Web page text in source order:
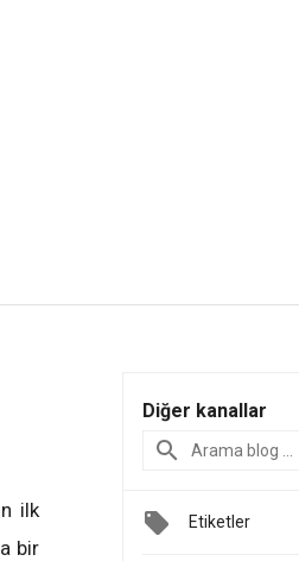
ilk
bir
Diğer kanallar
Etiketler